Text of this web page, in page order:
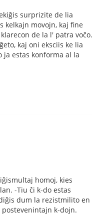
surprizite de lia
kelkajn movojn, kaj fine
de la l' patra voĉo.
kaj oni eksciis ke lia
ja estas konforma al la
homoj, kies
-Tiu ĉi k-do estas
dum la rezistmilito en
k-dojn.